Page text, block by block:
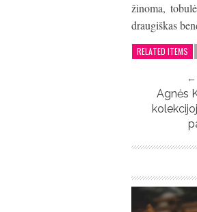
žinoma,
draugiškas
RELATED ITEMS
←
Agnės